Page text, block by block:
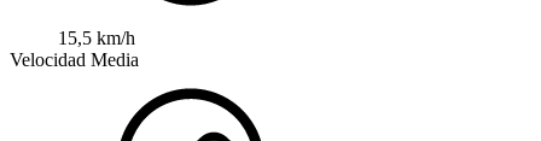
15,5 km/h
Velocidad Media